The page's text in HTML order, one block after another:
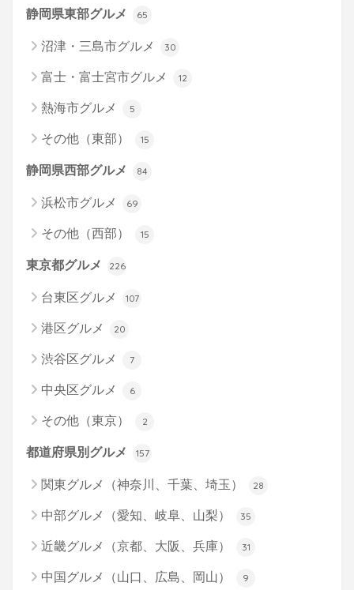
静岡県東部グルメ 65
沼津・三島市グルメ 30
富士・富士宮市グルメ 12
熱海市グルメ 5
その他（東部） 15
静岡県西部グルメ 84
浜松市グルメ 69
その他（西部） 15
東京都グルメ 226
台東区グルメ 107
港区グルメ 20
渋谷区グルメ 7
中央区グルメ 6
その他（東京） 2
都道府県別グルメ 157
関東グルメ（神奈川、千葉、埼玉） 28
中部グルメ（愛知、岐阜、山梨） 35
近畿グルメ（京都、大阪、兵庫） 31
中国グルメ（山口、広島、岡山） 9